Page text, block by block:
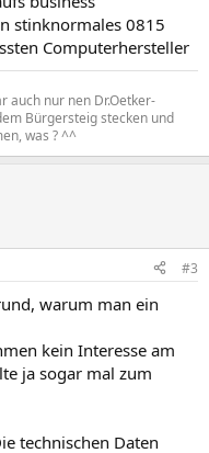
stinknormales 0815
Computerhersteller
auch nur nen Dr.Oetker-
Bürgersteig stecken und
was ? ^^
#3
warum man ein
kein Interesse am
ja sogar mal zum
technischen Daten